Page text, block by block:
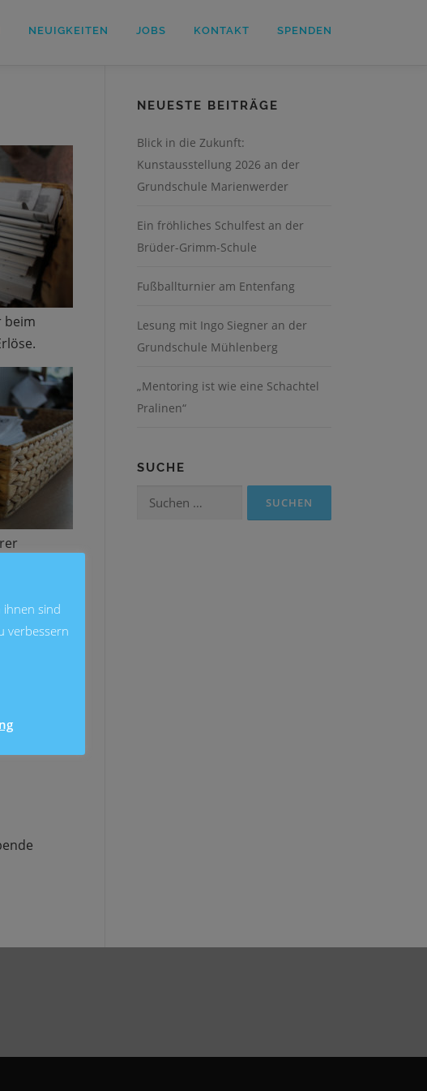
NEUIGKEITEN JOBS KONTAKT SPENDEN
beim
Stück
einem
Schule,
NEUESTE BEITRÄGE
Blick in die Zukunft:
Kunstausstellung 2026 an der
Grundschule Marienwerder
Ein fröhliches Schulfest an der
Brüder-Grimm-Schule
Fußballturnier am Entenfang
Lesung mit Ingo Siegner an der
Grundschule Mühlenberg
„Mentoring ist wie eine Schachtel
Pralinen“
SUCHE
Suchen
ihnen sind
verbessern